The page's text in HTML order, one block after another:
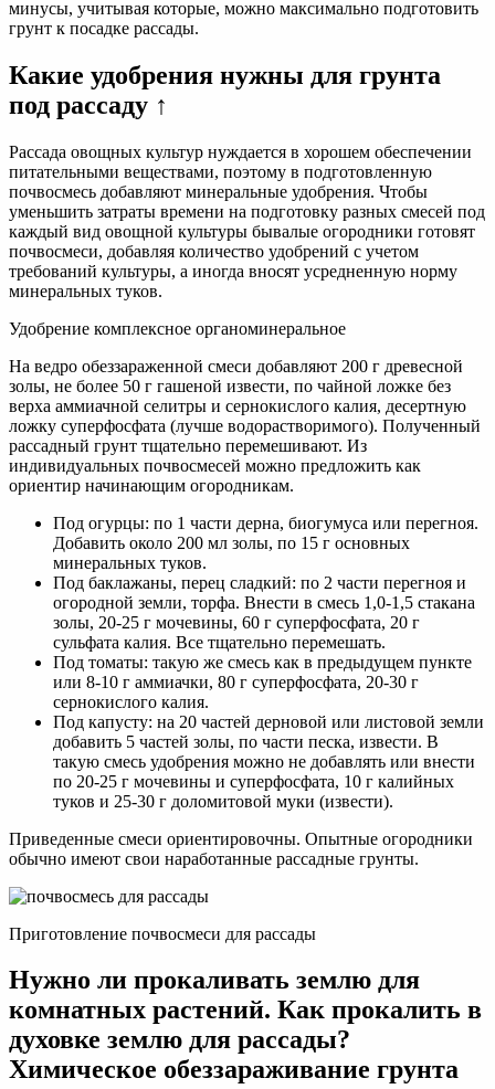
минусы, учитывая которые, можно максимально подготовить
грунт к посадке рассады.
Какие удобрения нужны для грунта
под рассаду ↑
Рассада овощных культур нуждается в хорошем обеспечении
питательными веществами, поэтому в подготовленную
почвосмесь добавляют минеральные удобрения. Чтобы
уменьшить затраты времени на подготовку разных смесей под
каждый вид овощной культуры бывалые огородники готовят
почвосмеси, добавляя количество удобрений с учетом
требований культуры, а иногда вносят усредненную норму
минеральных туков.
Удобрение комплексное органоминеральное
На ведро обеззараженной смеси добавляют 200 г древесной
золы, не более 50 г гашеной извести, по чайной ложке без
верха аммиачной селитры и сернокислого калия, десертную
ложку суперфосфата (лучше водорастворимого). Полученный
рассадный грунт тщательно перемешивают. Из
индивидуальных почвосмесей можно предложить как
ориентир начинающим огородникам.
Под огурцы: по 1 части дерна, биогумуса или перегноя.
Добавить около 200 мл золы, по 15 г основных
минеральных туков.
Под баклажаны, перец сладкий: по 2 части перегноя и
огородной земли, торфа. Внести в смесь 1,0-1,5 стакана
золы, 20-25 г мочевины, 60 г суперфосфата, 20 г
сульфата калия. Все тщательно перемешать.
Под томаты: такую же смесь как в предыдущем пункте
или 8-10 г аммиачки, 80 г суперфосфата, 20-30 г
сернокислого калия.
Под капусту: на 20 частей дерновой или листовой земли
добавить 5 частей золы, по части песка, извести. В
такую смесь удобрения можно не добавлять или внести
по 20-25 г мочевины и суперфосфата, 10 г калийных
туков и 25-30 г доломитовой муки (извести).
Приведенные смеси ориентировочны. Опытные огородники
обычно имеют свои наработанные рассадные грунты.
Приготовление почвосмеси для рассады
Нужно ли прокаливать землю для
комнатных растений. Как прокалить в
духовке землю для рассады?
Химическое обеззараживание грунта